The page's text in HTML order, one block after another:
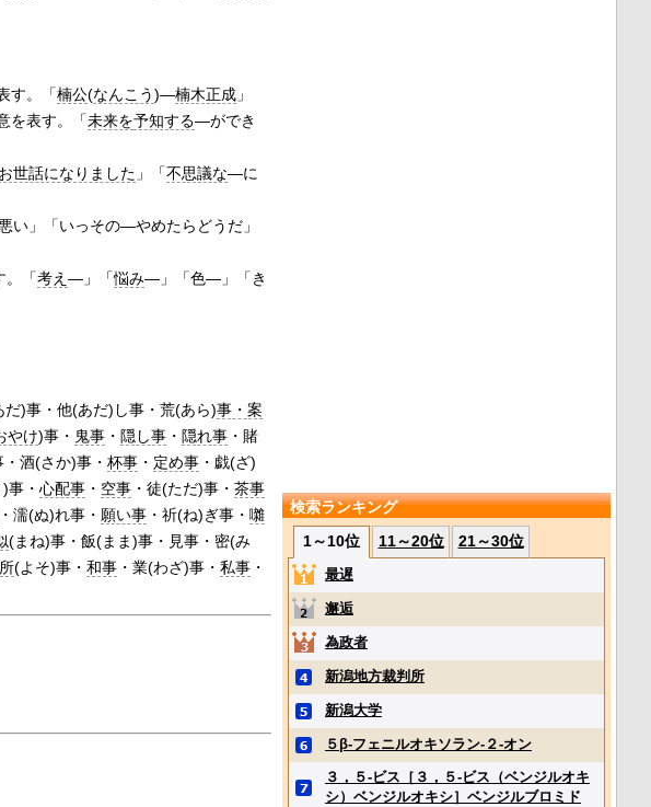
す。「楠公(なんこう)―楠木正成 」
を表す。「未来を予知する―ができ
お世話になりました 」「不思議な―に
い」「いっその―やめたらどうだ」
。「考え―」「悩み―」「色―」「き
だ)事・他(あだ)し事・荒(あら)事・案
やけ)事・ 鬼事 ・ 隠し事 ・ 隠れ事 ・賭
・酒(さか)事・杯事 ・ 定め事 ・戯(ざ)
)事・心配事 ・ 空事 ・徒(ただ)事・茶事
・濡(ぬ)れ事・ 願い事 ・祈(ね)ぎ事・囃
(まね)事・飯(まま)事・見事・密(み
(よそ)事・和事 ・業(わざ)事・私事 ・
検索ランキング
1～10位
11～20位 21～30位
最遅
邂逅
為政者
新潟地方裁判所
新潟大学
５β‐フェニルオキソラン‐２‐オン
３，５‐ビス［３，５‐ビス（ベンジルオキ
シ）ベンジルオキシ］ベンジルブロミド